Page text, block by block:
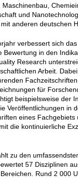
und
anderen deutschen
verbessert sich
Bewertung in den
Research
Arbeit.
für
beispielsweise der
Veröffentlichungen in
eines Fachgebiets
die kontinuierliche
zu den
57 Disziplinen
Rund 2 000